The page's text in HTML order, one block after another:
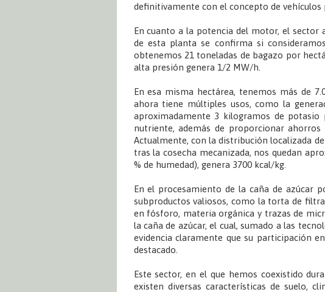
definitivamente con el concepto de vehículos
En cuanto a la potencia del motor, el sector
de esta planta se confirma si
obtenemos 21 toneladas de bagazo por
alta presión genera 1/2 MW/h.
En esa misma hectárea, tenemos más de
ahora tiene múltiples usos, como la
aproximadamente 3 kilogramos de
nutriente, además de proporcionar
Actualmente, con la distribución localizada
tras la cosecha mecanizada, nos quedan
% de humedad), genera 3700 kcal/kg.
En el procesamiento de la caña de azúcar
subproductos valiosos, como la torta de
en fósforo, materia orgánica y trazas de
la caña de azúcar, el cual, sumado a las
evidencia claramente que su participación
destacado.
Este sector, en el que hemos coexistido
existen diversas características de suelo,